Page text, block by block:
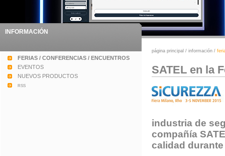
INFORMACIÓN
FERIAS / CONFERENCIAS / ENCUENTROS
EVENTOS
NUEVOS PRODUCTOS
rss
página principal / información /
SATEL en la
industria de
compañía
calidad